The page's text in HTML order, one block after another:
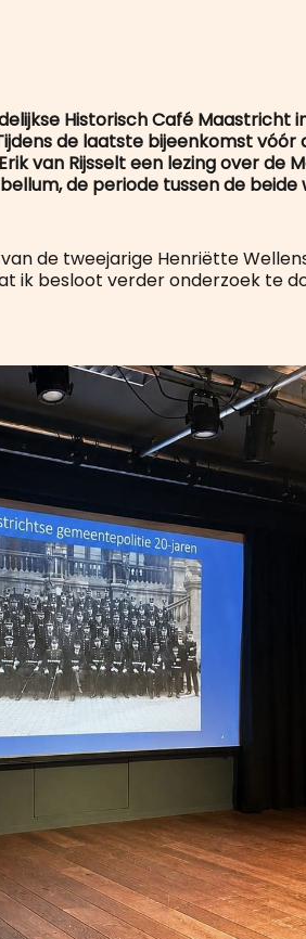
Historisch Café Maastricht
de laatste bijeenkomst vóór
van Rijsselt een lezing over de
de periode tussen de beide
de tweejarige Henriëtte
ik besloot verder onderzoek te